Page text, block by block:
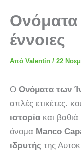
Ονόματα
έννοιες
Από Valentin / 22
Ο Ονόματα των
απλές ετικέτες.
ιστορία και
όνομα Manco
ιδρυτής της